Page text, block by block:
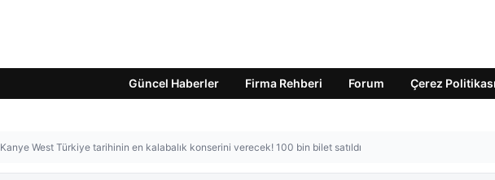
Güncel Haberler Firma Rehberi Forum Çerez Politikası
Kanye West Türkiye tarihinin en kalabalık konserini verecek! 100 bin bilet satıldı